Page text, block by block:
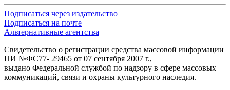
Подписаться через издательство
Подписаться на почте
Альтернативные агентства
Свидетельство о регистрации средства массовой информации
ПИ №ФС77- 29465 от 07 сентября 2007 г.,
выдано Федеральной службой по надзору в сфере массовых
коммуникаций, связи и охраны культурного наследия.